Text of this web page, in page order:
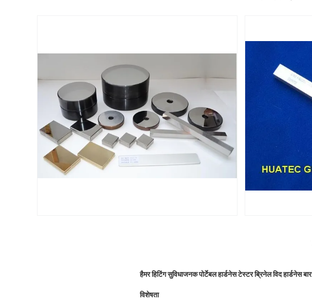
हैमर हिटिंग सुविधाजनक पोर्टेबल हार्डनेस टेस्टर ब्रिनेल विद हार्डनेस बार
विशेषता